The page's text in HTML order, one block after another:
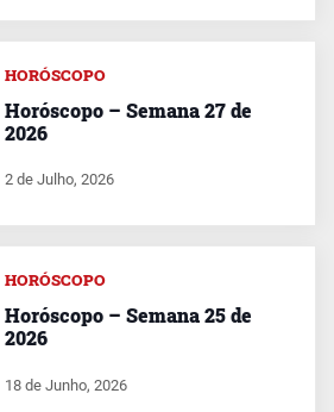
HORÓSCOPO
Horóscopo – Semana 27 de
2026
2 de Julho, 2026
HORÓSCOPO
Horóscopo – Semana 25 de
2026
18 de Junho, 2026